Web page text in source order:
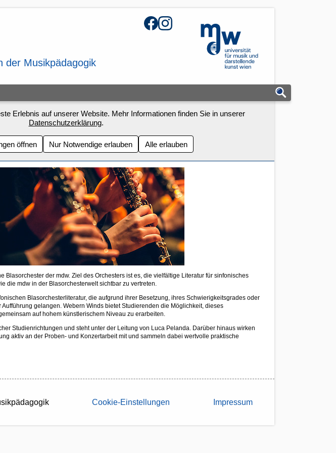
mdw - Homepage
Facebook
Instagram
Erlebnis auf unserer Website. Mehr Informationen finden Sie in unserer
Datenschutzerklärung.
öffnen Nur Notwendige erlauben Alle erlauben
Blasorchester der mdw. Ziel des Orchesters ist es, die vielfältige Literatur für sinfonisches
die mdw in der Blasorchesterwelt sichtbar zu vertreten.
Blasorchesterliteratur, die aufgrund ihrer Besetzung, ihres Schwierigkeitsgrades oder
gelangen. Webern Winds bietet Studierenden die Möglichkeit, dieses
auf hohem künstlerischem Niveau zu erarbeiten.
Studienrichtungen und steht unter der Leitung von Luca Pelanda. Darüber hinaus wirken
aktiv an der Proben- und Konzertarbeit mit und sammeln dabei wertvolle praktische
Cookie-Einstellungen Impressum